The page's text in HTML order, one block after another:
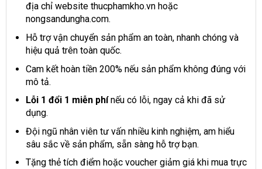
địa chỉ website thucphamkho.vn hoặc
nongsandungha.com.
Hỗ trợ vận chuyển sản phẩm an toàn, nhanh chóng và
hiệu quả trên toàn quốc.
Cam kết hoàn tiền 200% nếu sản phẩm không đúng với
mô tả.
Lỗi 1 đổi 1 miễn phínếu có lỗi, ngay cả khi đã sử
dụng.
Đội ngũ nhân viên tư vấn nhiều kinh nghiệm, am hiểu
sâu sắc về sản phẩm, sẵn sàng hỗ trợ bạn.
Tặng thẻ tích điểm hoặc voucher giảm giá khi mua trực